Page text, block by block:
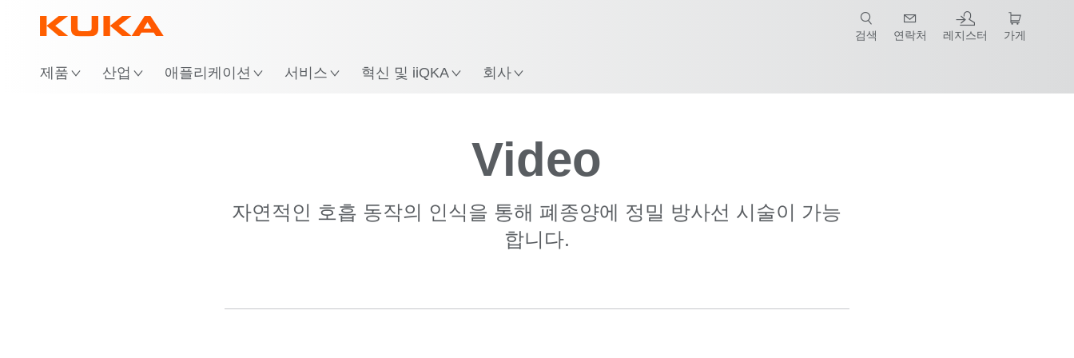
제품 산업 애플리케이션 서비스 혁신 및 iiQKA 회사
검색 연락처 레지스터 가게
Video
자연적인 호흡 동작의 인식을 통해 폐종양에 정밀 방사선 시술이 가능
합니다.